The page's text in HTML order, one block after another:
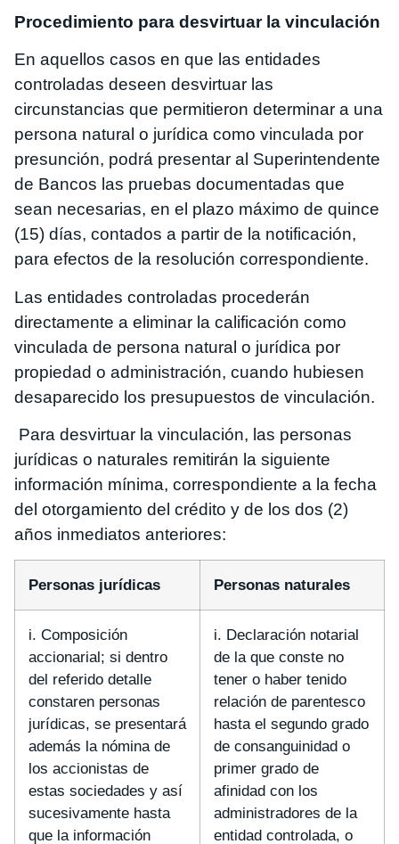
Procedimiento para desvirtuar la vinculación
En aquellos casos en que las entidades
controladas deseen desvirtuar las
circunstancias que permitieron determinar a una
persona natural o jurídica como vinculada por
presunción, podrá presentar al Superintendente
de Bancos las pruebas documentadas que
sean necesarias, en el plazo máximo de quince
(15) días, contados a partir de la notificación,
para efectos de la resolución correspondiente.
Las entidades controladas procederán
directamente a eliminar la calificación como
vinculada de persona natural o jurídica por
propiedad o administración, cuando hubiesen
desaparecido los presupuestos de vinculación.
Para desvirtuar la vinculación, las personas
jurídicas o naturales remitirán la siguiente
información mínima, correspondiente a la fecha
del otorgamiento del crédito y de los dos (2)
años inmediatos anteriores:
Personas jurídicas Personas naturales
i. Composición
accionarial; si dentro
del referido detalle
constaren personas
jurídicas, se presentará
además la nómina de
los accionistas de
estas sociedades y así
sucesivamente hasta
que la información
i. Declaración notarial
de la que conste no
tener o haber tenido
relación de parentesco
hasta el segundo grado
de consanguinidad o
primer grado de
afinidad con los
administradores de la
entidad controlada, o